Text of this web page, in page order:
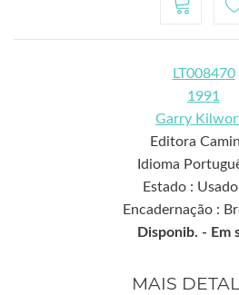
LT008470
1991
Garry
Editora
Idioma
Estado :
Encadernação :
Disponib. - Em
MAIS